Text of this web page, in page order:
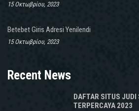
15 Οκτωβρίου, 2023
Betebet Giris Adresi Yenilendi
15 Οκτωβρίου, 2023
Recent News
DAFTAR SITUS JUDI
TERPERCAYA 2023